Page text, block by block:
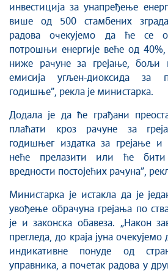
инвестиција за унапређење
више од 500 стамбених
радова очекујемо да ће се
потрошњи енергије веће од
ниже рачуне за грејање,
емисија угљен-диоксида за
годишње”, рекла је министарка.
Додала је да ће грађани
плаћати кроз рачуне за
годишњег издатка за грејање и
неће прелазити или ће
вредности постојећих рачуна”,
Министарка је истакла да је
увођење обрачуна грејања по
је и законска обавеза. „Након
прегледа, до краја јуна
индикативне понуде од
управника, а почетак радова у